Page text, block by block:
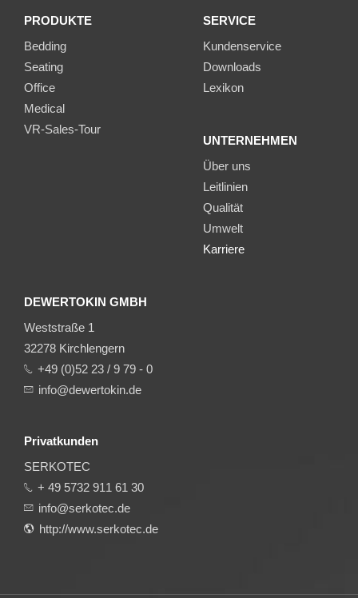
PRODUKTE
Bedding
Seating
Office
Medical
VR-Sales-Tour
SERVICE
Kundenservice
Downloads
Lexikon
UNTERNEHMEN
Über uns
Leitlinien
Qualität
Umwelt
Karriere
DEWERTOKIN GMBH
Weststraße 1
32278 Kirchlengern
+49 (0)52 23 / 9 79 - 0
info@dewertokin.de
Privatkunden
SERKOTEC
+ 49 5732 911 61 30
info@serkotec.de
http://www.serkotec.de